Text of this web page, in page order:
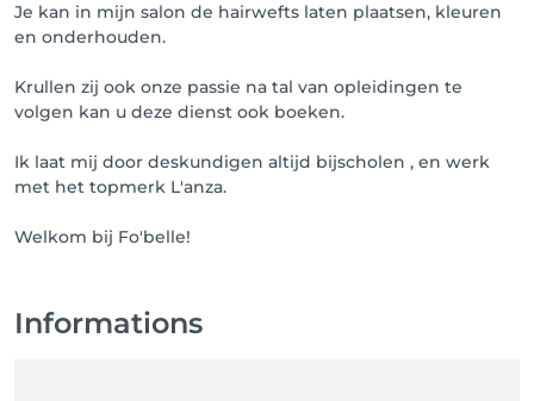
Je kan in mijn salon de hairwefts laten plaatsen, kleuren
en onderhouden.
Krullen zij ook onze passie na tal van opleidingen te
volgen kan u deze dienst ook boeken.
Ik laat mij door deskundigen altijd bijscholen , en werk
met het topmerk L'anza.
Welkom bij Fo'belle!
Informations